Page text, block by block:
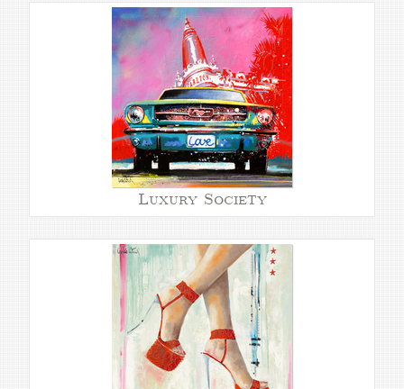
Luxury Society